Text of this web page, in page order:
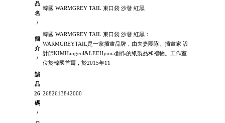
品
名
/
韓國 WARMGREY TAIL 束口袋 沙發 紅黑
簡
介
/
韓國 WARMGREY TAIL 束口袋 沙發 紅黑：
WARMGREYTAIL是一家插畫品牌，由夫妻團隊、插畫家 設
計師KIMHangeol&LEEHyuna創作的紙製品和禮物。工作室
位於韓國首爾，於2015年11
誠
品
26
碼
/
2682613842000